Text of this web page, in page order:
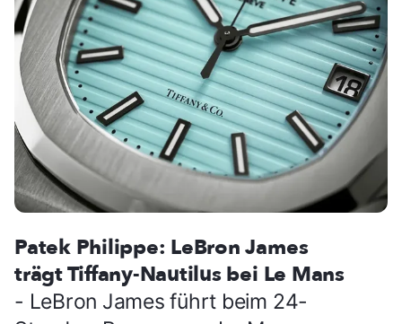
Patek Philippe: LeBron James
trägt Tiffany-Nautilus bei Le Mans
- LeBron James führt beim 24-